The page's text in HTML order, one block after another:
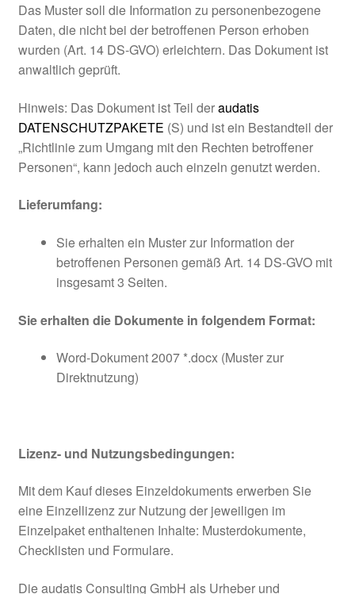
Das Muster soll die Information zu personenbezogene
Daten, die nicht bei der betroffenen Person erhoben
wurden (Art. 14 DS-GVO) erleichtern. Das Dokument ist
anwaltlich geprüft.
Hinweis: Das Dokument ist Teil deraudatis
DATENSCHUTZPAKETE (S) und ist ein Bestandteil der
„Richtlinie zum Umgang mit den Rechten betroffener
Personen“, kann jedoch auch einzeln genutzt werden.
Lieferumfang:
Sie erhalten ein Muster zur Information der
betroffenen Personen gemäß Art. 14 DS-GVO mit
insgesamt 3 Seiten.
Sie erhalten die Dokumente in folgendem Format:
Word-Dokument 2007 *.docx (Muster zur
Direktnutzung)
Lizenz- und Nutzungsbedingungen:
Mit dem Kauf dieses Einzeldokuments erwerben Sie
eine Einzellizenz zur Nutzung der jeweiligen im
Einzelpaket enthaltenen Inhalte: Musterdokumente,
Checklisten und Formulare.
Die audatis Consulting GmbH als Urheber und